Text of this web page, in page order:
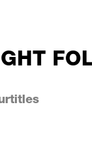
October